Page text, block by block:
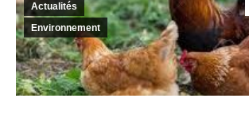
Actualités
Environnement